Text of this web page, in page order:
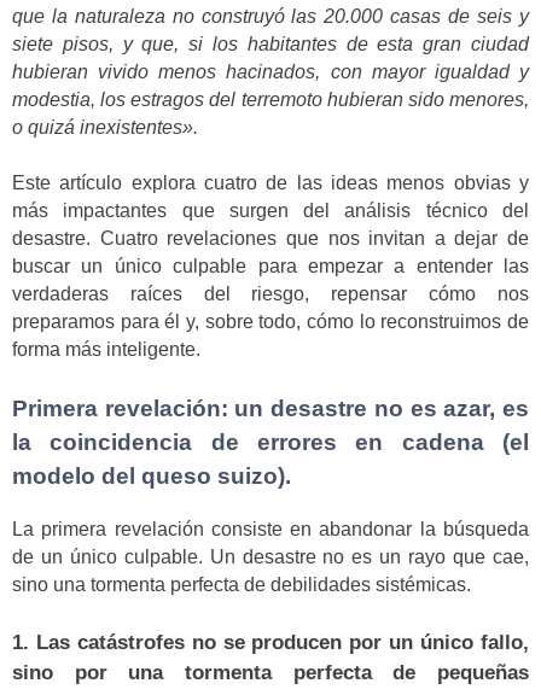
que la naturaleza no construyó las 20.000 casas de seis y
siete pisos, y que, si los habitantes de esta gran ciudad
hubieran vivido menos hacinados, con mayor igualdad y
modestia, los estragos del terremoto hubieran sido menores,
o quizá inexistentes».
Este artículo explora cuatro de las ideas menos obvias y
más impactantes que surgen del análisis técnico del
desastre. Cuatro revelaciones que nos invitan a dejar de
buscar un único culpable para empezar a entender las
verdaderas raíces del riesgo, repensar cómo nos
preparamos para él y, sobre todo, cómo lo reconstruimos de
forma más inteligente.
Primera revelación: un desastre no es azar, es
la coincidencia de errores en cadena (el
modelo del queso suizo).
La primera revelación consiste en abandonar la búsqueda
de un único culpable. Un desastre no es un rayo que cae,
sino una tormenta perfecta de debilidades sistémicas.
1. Las catástrofes no se producen por un único fallo,
sino por una tormenta perfecta de pequeñas